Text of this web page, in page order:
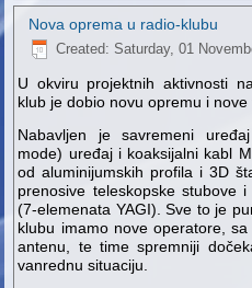
Nova oprema u radio-klubu
Created: Saturday, 01
U okviru projektnih aktivnosti
klub je dobio novu opremu i
Nabavljen je savremeni
mode) uređaj i koaksijalni kabl
od aluminijumskih profila i 3D
prenosive teleskopske stubove
(7-elemenata YAGI). Sve to je
klubu imamo nove operatore,
antenu, te time spremniji
vanrednu situaciju.